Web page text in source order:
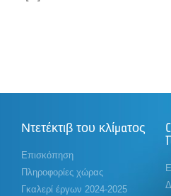
Ντετέκτιβ του κλίματος
Επισκόπηση
Πληροφορίες χώρας
Γκαλερί έργων 2024-2025